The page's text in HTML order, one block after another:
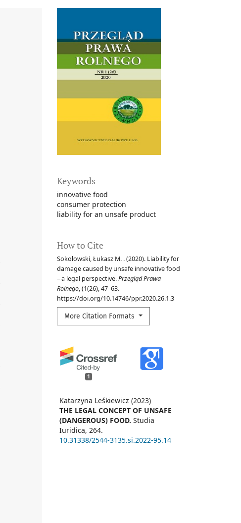
Keywords
innovative food
consumer protection
liability for an unsafe product
How to Cite
Sokołowski, Łukasz M. . (2020). Liability for
damage caused by unsafe innovative food
– a legal perspective.Przegląd Prawa
Rolnego, (1(26), 47–63.
https://doi.org/10.14746/ppr.2020.26.1.3
More Citation Formats
1
Katarzyna Leśkiewicz (2023)
THE LEGAL CONCEPT OF UNSAFE
(DANGEROUS) FOOD. Studia
Iuridica, 264.
10.31338/2544-3135.si.2022-95.14